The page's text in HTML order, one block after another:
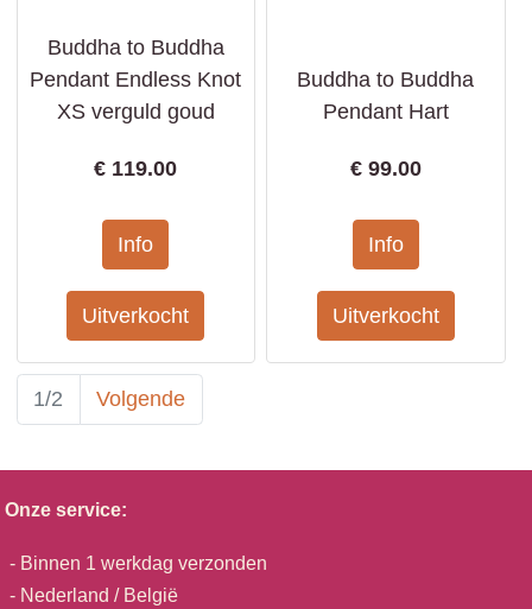
Buddha to Buddha
Pendant Endless Knot
XS verguld goud
€ 119.00
Buddha to Buddha
Pendant Hart
€ 99.00
1/2 Volgende
Onze service:
- Binnen 1 werkdag verzonden
- Nederland / België